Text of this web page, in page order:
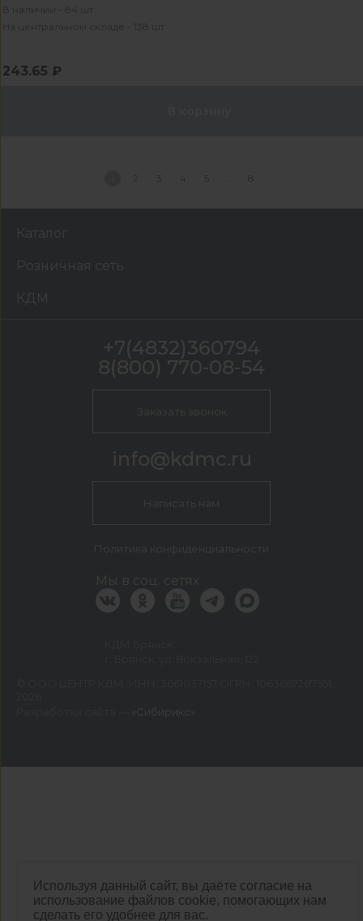
В наличии - 84 шт
На центральном складе - 138 шт
243.65 ₽
2 4 5 8
Используя данный сайт, вы даёте согласие на
использование файлов cookie, помогающих нам
сделать его удобнее для вас.
Каталог
Розничная сеть
КДМ
+7(4832)360794
8(800) 770-08-54
Заказать звонок
info@kdmc.ru
Написать нам
Политика конфиденциальности
Мы в соц. сетях
«Сибирикс»